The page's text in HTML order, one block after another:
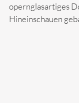
opernglasartiges
Hineinschauen